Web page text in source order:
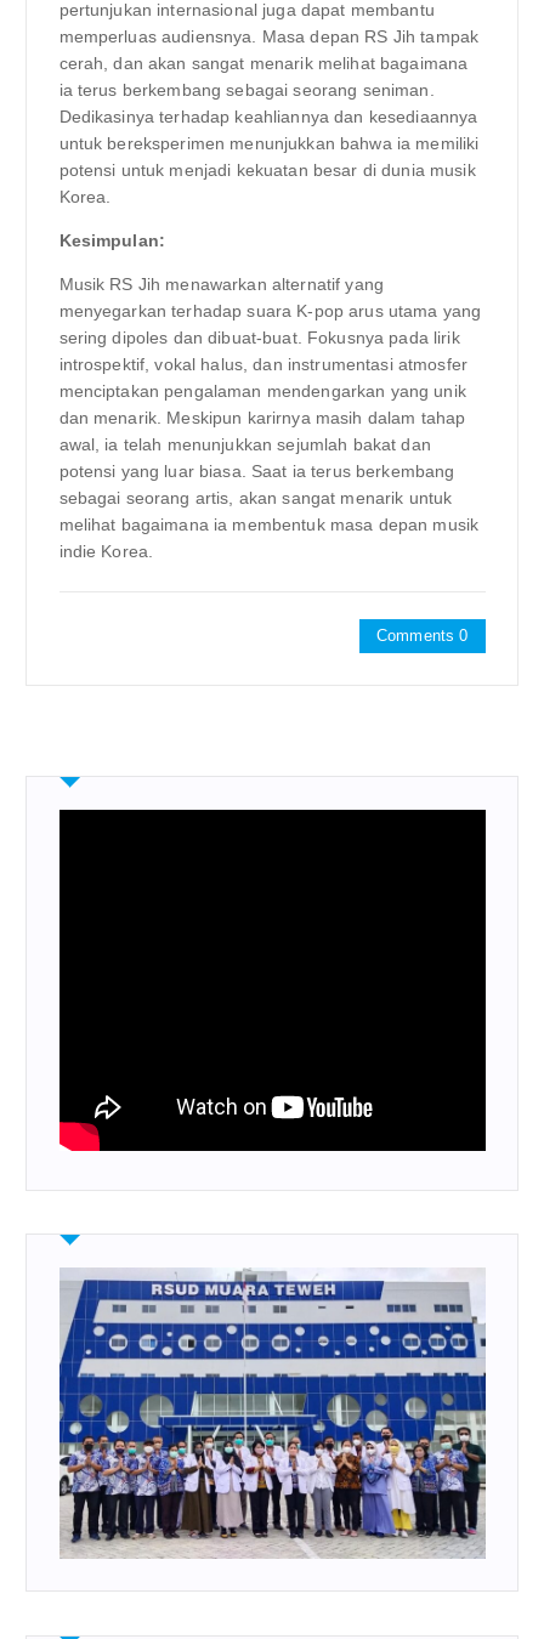
pertunjukan internasional juga dapat membantu
memperluas audiensnya. Masa depan RS Jih tampak
cerah, dan akan sangat menarik melihat bagaimana
ia terus berkembang sebagai seorang seniman.
Dedikasinya terhadap keahliannya dan kesediaannya
untuk bereksperimen menunjukkan bahwa ia memiliki
potensi untuk menjadi kekuatan besar di dunia musik
Korea.
Kesimpulan:
Musik RS Jih menawarkan alternatif yang
menyegarkan terhadap suara K-pop arus utama yang
sering dipoles dan dibuat-buat. Fokusnya pada lirik
introspektif, vokal halus, dan instrumentasi atmosfer
menciptakan pengalaman mendengarkan yang unik
dan menarik. Meskipun karirnya masih dalam tahap
awal, ia telah menunjukkan sejumlah bakat dan
potensi yang luar biasa. Saat ia terus berkembang
sebagai seorang artis, akan sangat menarik untuk
melihat bagaimana ia membentuk masa depan musik
indie Korea.
Comments 0